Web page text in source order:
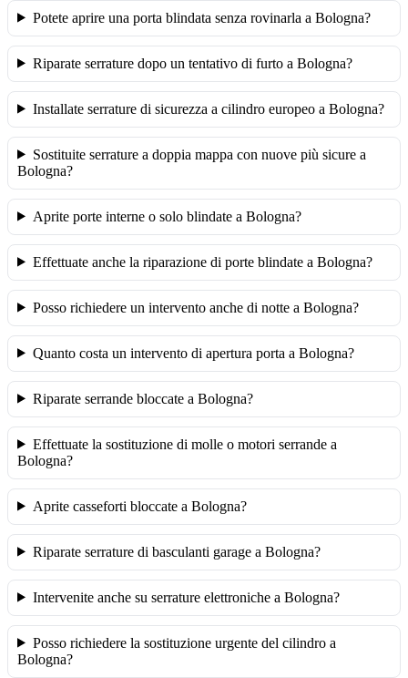
Potete aprire una porta blindata senza rovinarla a Bologna?
Riparate serrature dopo un tentativo di furto a Bologna?
Installate serrature di sicurezza a cilindro europeo a Bologna?
Sostituite serrature a doppia mappa con nuove più sicure a
Bologna?
Aprite porte interne o solo blindate a Bologna?
Effettuate anche la riparazione di porte blindate a Bologna?
Posso richiedere un intervento anche di notte a Bologna?
Quanto costa un intervento di apertura porta a Bologna?
Riparate serrande bloccate a Bologna?
Effettuate la sostituzione di molle o motori serrande a
Bologna?
Aprite casseforti bloccate a Bologna?
Riparate serrature di basculanti garage a Bologna?
Intervenite anche su serrature elettroniche a Bologna?
Posso richiedere la sostituzione urgente del cilindro a
Bologna?